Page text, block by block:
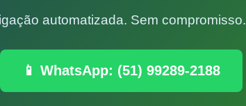
automatizada. Sem compromisso.
📱 WhatsApp: (51) 99289-2188